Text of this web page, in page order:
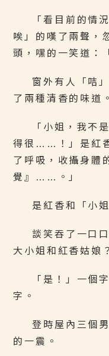
「看目前的情
唉」的嘆了兩聲，
頭，嘿的一笑道：
窗外有人「咭
了兩種清香的味道。
「小姐，我不
得很……！」是紅
了呼吸，收攝身體
覺』……。」
是紅香和「小
談笑吞了一口
大小姐和紅香姑娘
「是！」一個
字。
登時屋內三個
的一震。